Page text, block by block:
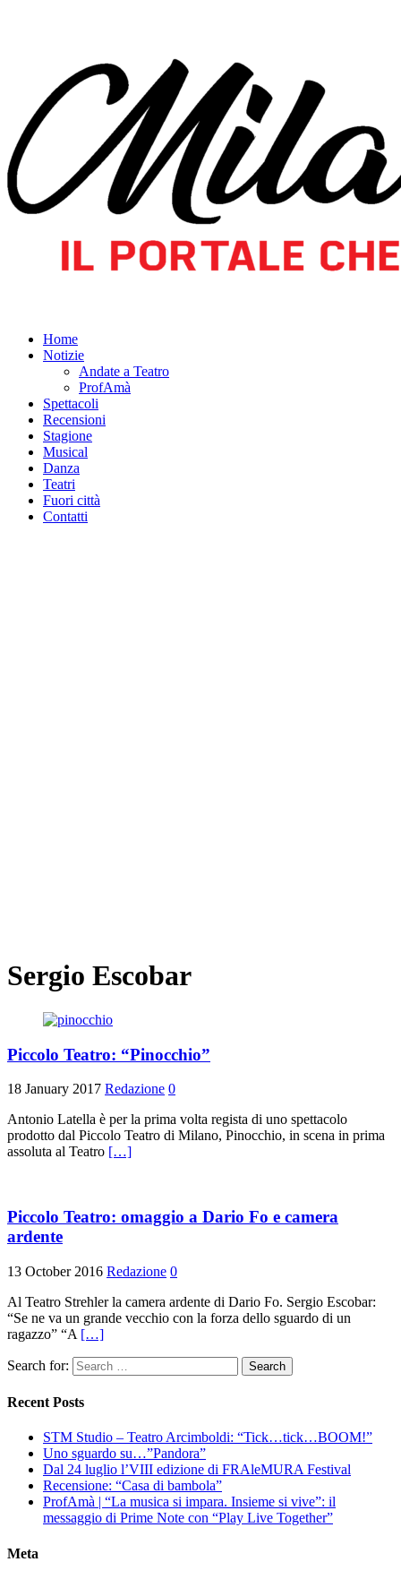
Home
Notizie
Andate a Teatro
ProfAmà
Spettacoli
Recensioni
Stagione
Musical
Danza
Teatri
Fuori città
Contatti
Sergio Escobar
Piccolo Teatro: “Pinocchio”
18 January 2017 Redazione 0
Antonio Latella è per la prima volta regista di uno spettacolo
prodotto dal Piccolo Teatro di Milano, Pinocchio, in scena in prima
assoluta al Teatro […]
Piccolo Teatro: omaggio a Dario Fo e camera
ardente
13 October 2016 Redazione 0
Al Teatro Strehler la camera ardente di Dario Fo. Sergio Escobar:
“Se ne va un grande vecchio con la forza dello sguardo di un
ragazzo” “A […]
Search for:
Recent Posts
STM Studio – Teatro Arcimboldi: “Tick…tick…BOOM!”
Uno sguardo su…”Pandora”
Dal 24 luglio l’VIII edizione di FRAleMURA Festival
Recensione: “Casa di bambola”
ProfAmà | “La musica si impara. Insieme si vive”: il
messaggio di Prime Note con “Play Live Together”
Meta